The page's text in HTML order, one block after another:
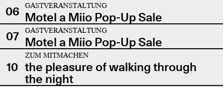
06
GASTVERANSTALTUNG
Motel a Miio Pop-Up Sale
07
GASTVERANSTALTUNG
Motel a Miio Pop-Up Sale
10
ZUM MITMACHEN
the pleasure of walking through
the night